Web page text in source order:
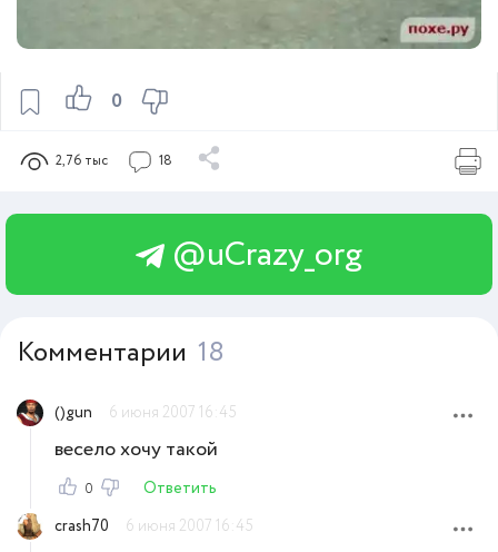
0
2,76 тыс 18
@uCrazy_org
Комментарии 18
()gun 6 июня 2007 16:45
весело хочу такой
0
Ответить
crash70
6 июня 2007 16:45